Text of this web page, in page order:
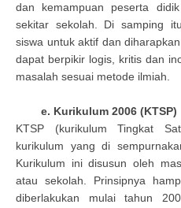
dan kemampuan peserta
sekitar sekolah. Di samping
siswa untuk aktif dan
dapat berpikir logis, kritis dan
masalah sesuai metode ilmiah.
e. Kurikulum 2006 (KTSP)
KTSP (kurikulum Tingkat
kurikulum yang di
Kurikulum ini disusun oleh
atau sekolah. Prinsipnya
diberlakukan mulai tahun